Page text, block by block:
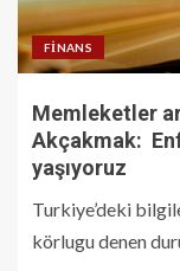
FINANS
Memleketler
Akçakmak:
yaşıyoruz
Turkiye’deki
körlugu denen